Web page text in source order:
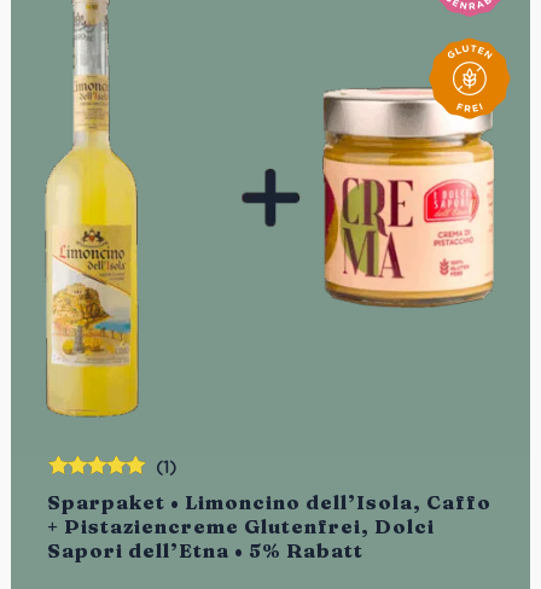
Sparpaket • Limoncino dell’Isola, Caffo
+ Pistaziencreme Glutenfrei, Dolci
Sapori dell’Etna • 5% Rabatt
(1)
Bewertet
mit5.00von
5